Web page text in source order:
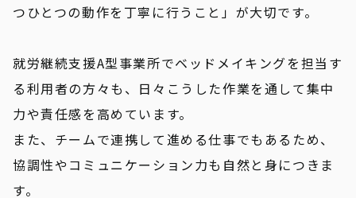
つひとつの動作を丁寧に行うこと」が大切です。
就労継続支援A型事業所でベッドメイキングを担当す
る利用者の方々も、日々こうした作業を通して集中
力や責任感を高めています。
また、チームで連携して進める仕事でもあるため、
協調性やコミュニケーション力も自然と身につきま
す。